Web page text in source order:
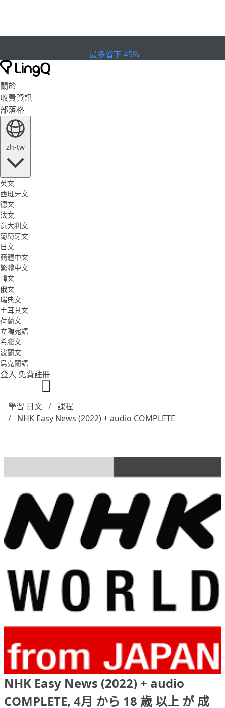
最多省下 45%
關於
收費資訊
部落格
zh-tw
英文
西班牙文
德文
法文
意大利文
葡萄牙文
日文
簡體中文
繁體中文
韓文
俄文
瑞典文
土耳其文
荷蘭文
立陶宛語
希臘文
波蘭文
烏克蘭語
登入 免費註冊
學習 日文
課程
NHK Easy News (2022) + audio COMPLETE
NHK Easy News (2022) + audio
COMPLETE, 4月 から 18 歳 以上 が 成